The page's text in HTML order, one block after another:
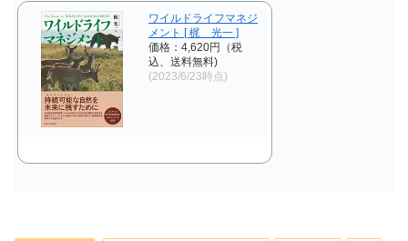
ワイルドライフマネジ
メント [ 梶 光一 ]
価格：4,620円（税
込、送料無料)
(2023/6/23時点)